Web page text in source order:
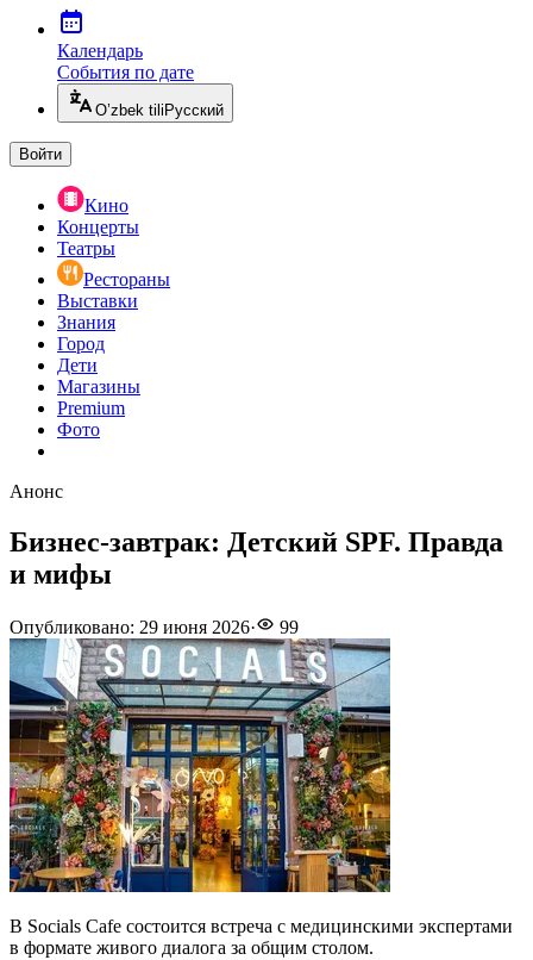
Календарь
События по дате
O’zbek tili Русский
Войти
Кино
Концерты
Театры
Рестораны
Выставки
Знания
Город
Дети
Магазины
Premium
Фото
Анонс
Бизнес-завтрак: Детский SPF. Правда
и мифы
Опубликовано: 29 июня 2026· 99
В Socials Cafe состоится встреча с медицинскими экспертами
в формате живого диалога за общим столом.